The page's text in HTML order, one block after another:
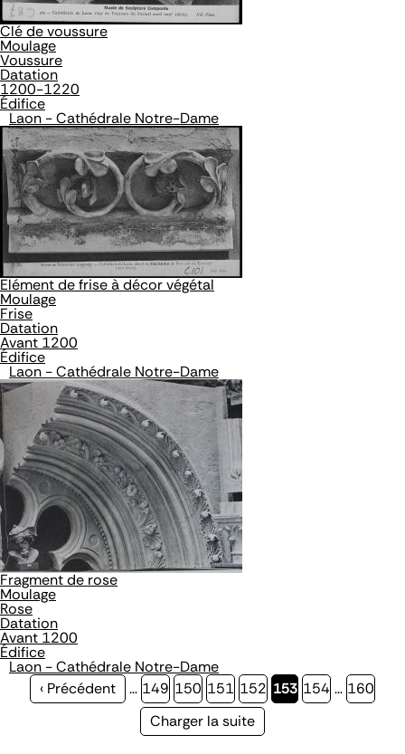
Clé de voussure
Moulage
Voussure
Datation
1200-1220
Édifice
Laon - Cathédrale Notre-Dame
Elément de frise à décor végétal
Moulage
Frise
Datation
Avant 1200
Édifice
Laon - Cathédrale Notre-Dame
Fragment de rose
Moulage
Rose
Datation
Avant 1200
Édifice
Laon - Cathédrale Notre-Dame
Page
‹ Précédent … Page
149 Page
150 Page
151 Page
152 Page
153 Page
154 … Page
160
Page
Charger la suite